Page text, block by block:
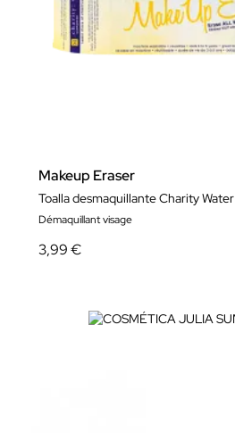
Makeup Eraser
Toalla desmaquillante Charity Water
Démaquillant visage
3,99 €